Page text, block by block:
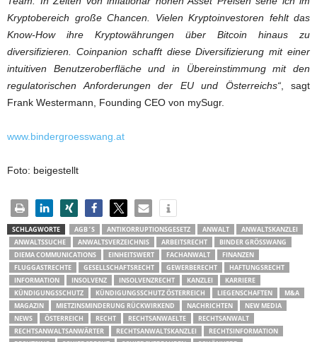
Kryptobereich große Chancen. Vielen Kryptoinvestoren fehlt das
Know-How ihre Kryptowährungen über Bitcoin hinaus zu
diversifizieren. Coinpanion schafft diese Diversifizierung mit einer
intuitiven Benutzeroberfläche und in Übereinstimmung mit den
regulatorischen Anforderungen der EU und Österreichs“, sagt
Frank Westermann, Founding CEO von mySugr.
www.bindergroesswang.at
Foto: beigestellt
SCHLAGWORTE AGB´S ANTIKORRUPTIONSGESETZ ANWALT
ANWALTSKANZLEI
ANWALTSSUCHE
ANWALTSVERZEICHNIS ARBEITSRECHT
BINDER GRÖSSWANG
DIEMA COMMUNICATIONS
EINHEITSWERT FACHANWALT
FINANZEN
FLUGGASTRECHTE
GESELLSCHAFTSRECHT GEWERBERECHT
HAFTUNGSRECHT
INFORMATION
INSOLVENZ INSOLVENZRECHT KANZLEI
KARRIERE
KÜNDIGUNGSSCHUTZ
KÜNDIGUNGSSCHUTZ ÖSTERREICH LIEGENSCHAFTEN
M&A
MAGAZIN
MIETZINSMINDERUNG RÜCKWIRKEND NACHRICHTEN
NEW MEDIA
NEWS
ÖSTERREICH RECHT RECHTSANWAELTE
RECHTSANWALT
RECHTSANWALTSANWÄRTER
RECHTSANWALTSKANZLEI
RECHTSINFORMATION